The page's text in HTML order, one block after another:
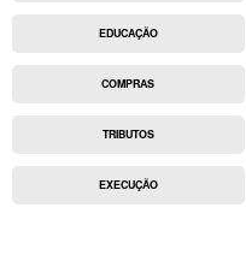
EDUCAÇÃO
COMPRAS
TRIBUTOS
EXECUÇÃO